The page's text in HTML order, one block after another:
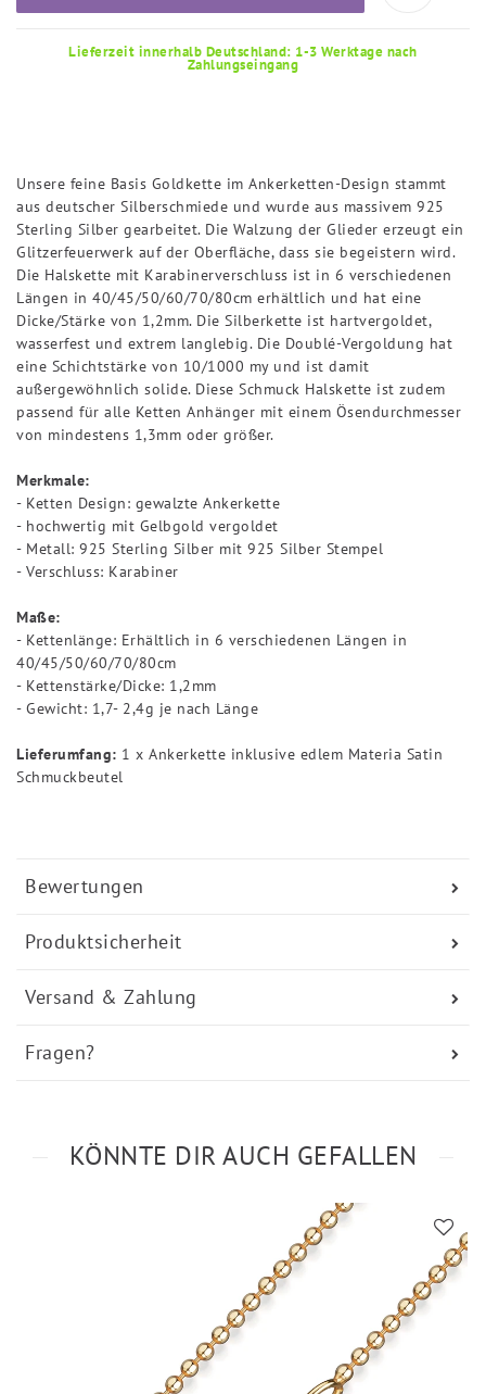
Lieferzeit innerhalb Deutschland: 1-3 Werktage nach
Zahlungseingang
Bewertungen
Produktsicherheit
Versand & Zahlung
Fragen?
Unsere feine Basis Goldkette im Ankerketten-Design stammt
aus deutscher Silberschmiede und wurde aus massivem 925
Sterling Silber gearbeitet. Die Walzung der Glieder erzeugt ein
Glitzerfeuerwerk auf der Oberfläche, dass sie begeistern wird.
Die Halskette mit Karabinerverschluss ist in 6 verschiedenen
Längen in 40/45/50/60/70/80cm erhältlich und hat eine
Dicke/Stärke von 1,2mm. Die Silberkette ist hartvergoldet,
wasserfest und extrem langlebig. Die Doublé-Vergoldung hat
eine Schichtstärke von 10/1000 my und ist damit
außergewöhnlich solide. Diese Schmuck Halskette ist zudem
passend für alle Ketten Anhänger mit einem Ösendurchmesser
von mindestens 1,3mm oder größer.
Merkmale:
- Ketten Design: gewalzte Ankerkette
- hochwertig mit Gelbgold vergoldet
- Metall: 925 Sterling Silber mit 925 Silber Stempel
- Verschluss: Karabiner
Maße:
- Kettenlänge: Erhältlich in 6 verschiedenen Längen in
40/45/50/60/70/80cm
- Kettenstärke/Dicke: 1,2mm
- Gewicht: 1,7- 2,4g je nach Länge
Lieferumfang: 1 x Ankerkette inklusive edlem Materia Satin
Schmuckbeutel
KÖNNTE DIR AUCH GEFALLEN